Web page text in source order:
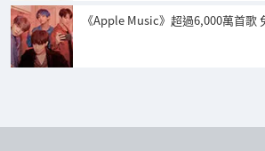
《Apple Music》超過6,000萬首歌